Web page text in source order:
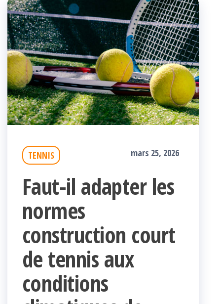
TENNIS mars 25, 2026
Faut-il adapter les
normes
construction court
de tennis aux
conditions